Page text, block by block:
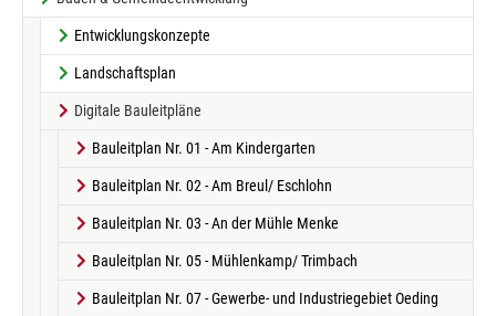
Entwicklungskonzepte
Landschaftsplan
Digitale Bauleitpläne
Bauleitplan Nr. 01 - Am Kindergarten
Bauleitplan Nr. 02 - Am Breul/ Eschlohn
Bauleitplan Nr. 03 - An der Mühle Menke
Bauleitplan Nr. 05 - Mühlenkamp/ Trimbach
Bauleitplan Nr. 07 - Gewerbe- und Industriegebiet Oeding